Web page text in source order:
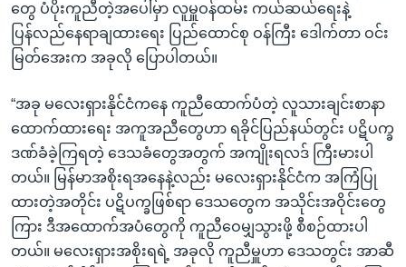
တွေ ပံပိုးကူညီတဲ့အပေါ်မှာ လူမှူဝန်ထမ်း ကယ်ဆယ်ရေးနဲ့
ပြန်လည်နေရာချထားရေး ပြည်ထောင်စု ဝန်ကြီး ဒေါက်တာ ဝင်း
မြတ်အေးက အခုလို ပြောပါတယ်။
“အခု မလေးရှားနိုင်ငံကနေ ကူညီထောက်ပံတဲ့ လူသားချင်းစာနာ
ထောက်ထားရေး အကူအညီတွေဟာ ရခိုင်ပြည်နယ်တွင်း ပဋိပက္ခ
ဒဏ်ခံခဲ့ကြရတဲ့ ဒေသခံတွေအတွက် အကျိုးရလဒ် ကြီးမားပါ
တယ်။ မြန်မာအစိုးရအနေနဲ့လည်း မလေးရှားနိုင်ငံက အကြံပြု
ထားတဲ့အတိုင်း ပဋိပက္ခဖြစ်ရာ ဒေသတွေက အသိုင်းအဝိုင်းတွေ
ကြား ဒီအထောက်အပံတွေကို ကူညီဝေမျှသွားဖို့ စီစဉ်ထားပါ
တယ်။ မလေးရှားအစိုးရရဲ့ အခုလို ကူညီမှူဟာ ဒေသတွင်း အာဆီ